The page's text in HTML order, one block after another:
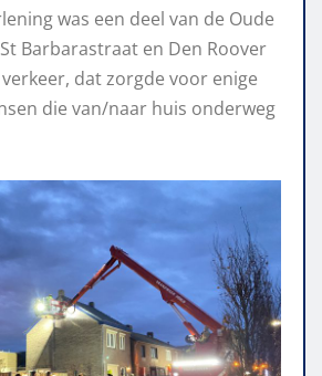
was een deel van de Oude
Barbarastraat en Den Roover
dat zorgde voor enige
die van/naar huis onderweg